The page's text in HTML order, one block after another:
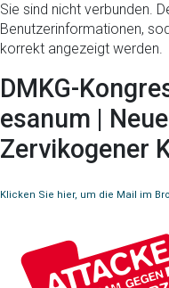
Sie sind nicht verbunden.
Benutzerinformationen,
korrekt angezeigt werden.
DMKG-
esanum |
Zervikogener